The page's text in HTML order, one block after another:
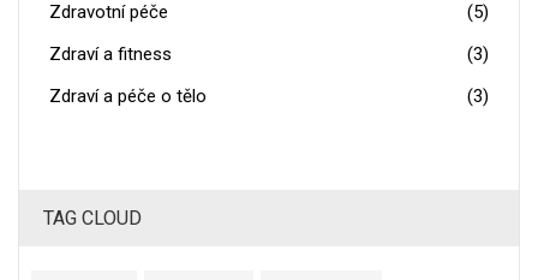
Zdravotní péče
(5)
Zdraví a fitness
(3)
Zdraví a péče o tělo
(3)
TAG CLOUD